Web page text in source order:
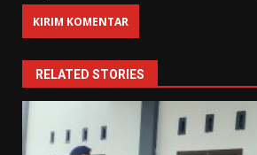
RELATED STORIES